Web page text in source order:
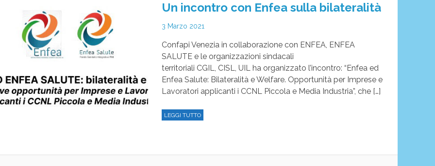
Un incontro con Enfea sulla bilateralità
3 Marzo 2021
Confapi Venezia in collaborazione con ENFEA, ENFEA
SALUTE e le organizzazioni sindacali
territoriali CGIL, CISL, UIL ha organizzato l’incontro: “Enfea ed
Enfea Salute: Bilateralità e Welfare. Opportunità per Imprese e
Lavoratori applicanti i CCNL Piccola e Media Industria”, che […]
LEGGI TUTTO